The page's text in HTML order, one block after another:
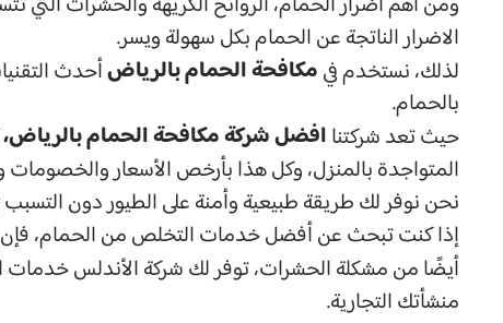
الاضرار الناتجة عن الحمام بكل سهولة ويسر.
لذلك، نستخدم فيمكافحة الحمام​ بالرياضأحدث
بالحمام.
حيث تعد شركتناافضل شركة مكافحة الحمام بالرياض،
المتواجدة بالمنزل، وكل هذا بأرخص الأسعار
نحن نوفر لك طريقة طبيعية وأمنة على الطيور دون
إذا كنت تبحث عن أفضل خدمات التخلص من الحمام، فإن
أيضًا من مشكلة الحشرات، توفر لك شركة الأندلس خدمات
منشأتك التجارية.